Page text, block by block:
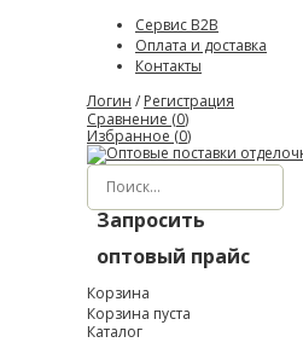
Сервис B2B
Оплата и доставка
Контакты
Логин / Регистрация
Сравнение (0)
Избранное (0)
Запросить
оптовый прайс
Корзина
Корзина пуста
Каталог